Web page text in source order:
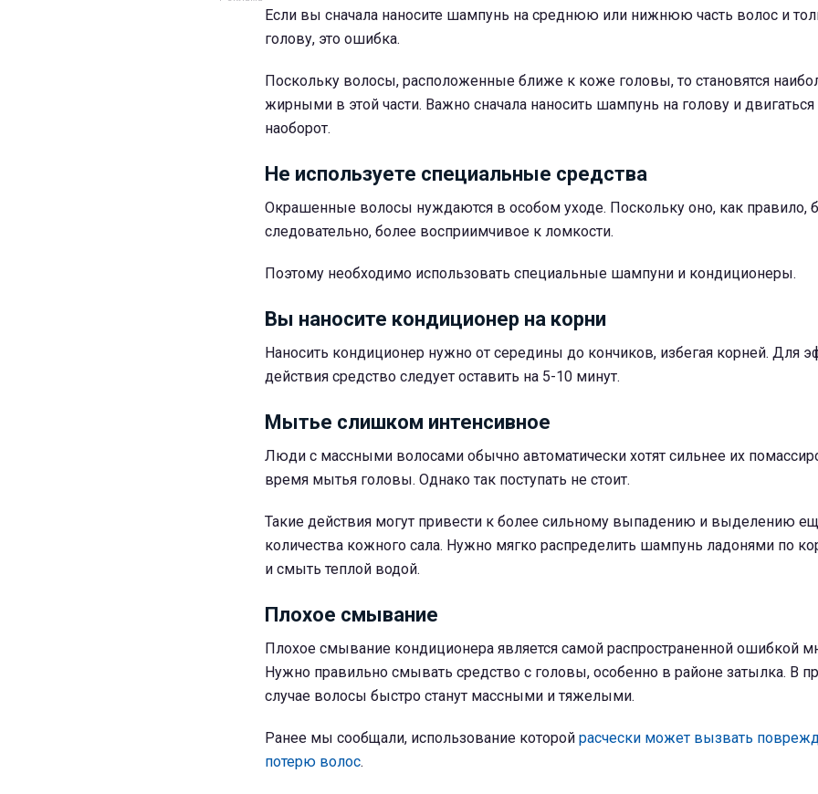
Если вы сначала наносите шампунь на среднюю или нижнюю часть волос и
голову, это ошибка.
Поскольку волосы, расположенные ближе к коже головы, то становятся
жирными в этой части. Важно сначала наносить шампунь на голову и двигаться
наоборот.
Не используете специальные средства
Окрашенные волосы нуждаются в особом уходе. Поскольку оно, как правило,
следовательно, более восприимчивое к ломкости.
Поэтому необходимо использовать специальные шампуни и кондиционеры.
Вы наносите кондиционер на корни
Наносить кондиционер нужно от середины до кончиков, избегая корней. Для
действия средство следует оставить на 5-10 минут.
Мытье слишком интенсивное
Люди с массными волосами обычно автоматически хотят сильнее их
время мытья головы. Однако так поступать не стоит.
Такие действия могут привести к более сильному выпадению и выделению
количества кожного сала. Нужно мягко распределить шампунь ладонями по
и смыть теплой водой.
Плохое смывание
Плохое смывание кондиционера является самой распространенной ошибкой
Нужно правильно смывать средство с головы, особенно в районе затылка. В
случае волосы быстро станут массными и тяжелыми.
Ранее мы сообщали, использование которой расчески может вызвать
потерю волос.